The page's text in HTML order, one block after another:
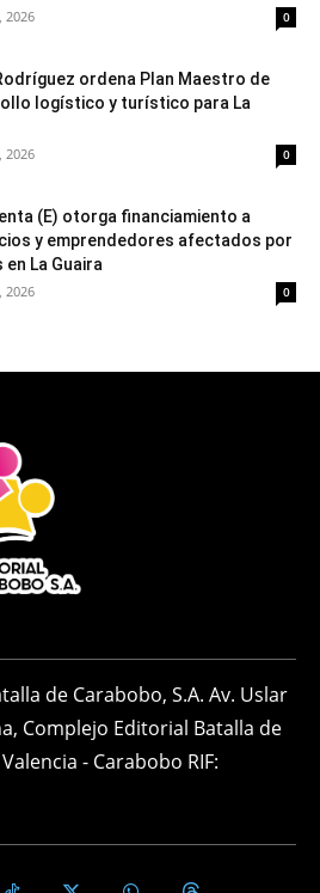
2026 0
ordena Plan Maestro de
logístico y turístico para La
2026 0
(E) otorga financiamiento a
y emprendedores afectados por
en La Guaira
2026 0
de Carabobo, S.A. Av. Uslar
Complejo Editorial Batalla de
- Carabobo RIF: